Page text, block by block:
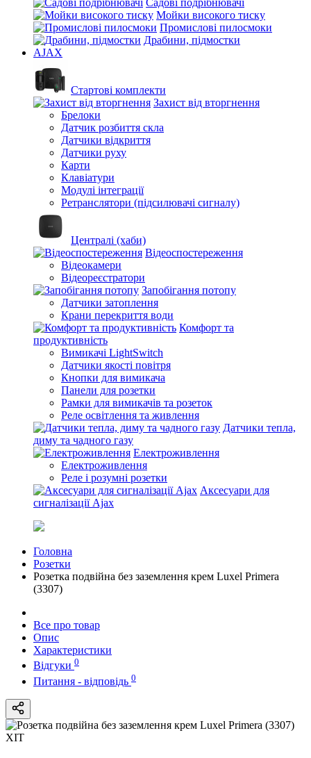
Садові подрібнювачі
Мойки високого тиску
Промислові пилосмоки
Драбини, підмостки
AJAX
Стартові комплекти
Захист від вторгнення
Брелоки
Датчик розбиття скла
Датчики відкриття
Датчики руху
Карти
Клавіатури
Модулі інтеграції
Ретранслятори (підсилювачі сигналу)
Централі (хаби)
Відеоспостереження
Відеокамери
Відеореєстратори
Запобігання потопу
Датчики затоплення
Крани перекриття води
Комфорт та
продуктивність
Вимикачі LightSwitch
Датчики якості повітря
Кнопки для вимикача
Панели для розетки
Рамки для вимикачів та розеток
Реле освітлення та живлення
Датчики тепла,
диму та чадного газу
Електроживлення
Електроживлення
Реле і розумні розетки
Аксесуари для
сигналізації Ajax
Головна
Розетки
Розетка подвійна без заземлення крем Luxel Primera
(3307)
Все про товар
Опис
Характеристики
Відгуки 0
Питання - відповідь 0
ХІТ